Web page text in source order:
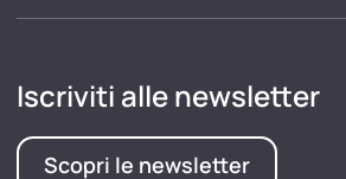
Iscriviti alle newsletter
Scopri le newsletter